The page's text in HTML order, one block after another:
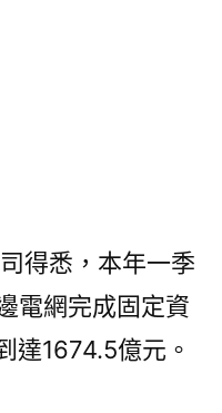
得悉，本年一季
電網完成固定資
達1674.5億元。